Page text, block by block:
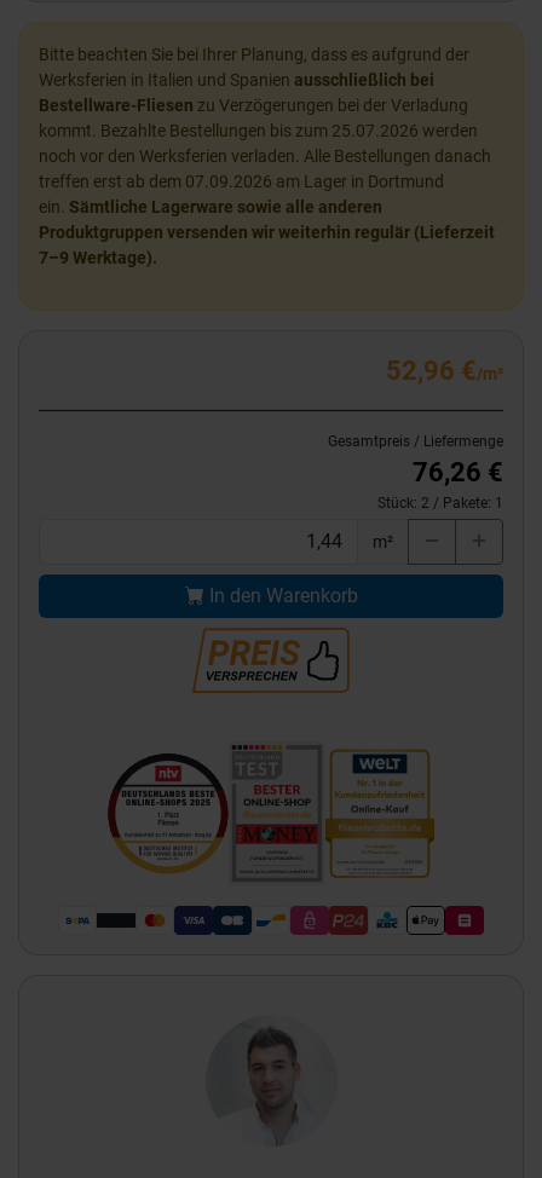
Bitte beachten Sie bei Ihrer Planung, dass es aufgrund der
Werksferien in Italien und Spanien ausschließlich bei
Bestellware-Fliesen zu Verzögerungen bei der Verladung
kommt. Bezahlte Bestellungen bis zum 25.07.2026 werden
noch vor den Werksferien verladen. Alle Bestellungen danach
treffen erst ab dem 07.09.2026 am Lager in Dortmund
ein. Sämtliche Lagerware sowie alle anderen
Produktgruppen versenden wir weiterhin regulär (Lieferzeit
7–9 Werktage).
52,96 €/m²
Gesamtpreis / Liefermenge
76,26 €
Stück: 2 / Pakete: 1
m²
In den Warenkorb